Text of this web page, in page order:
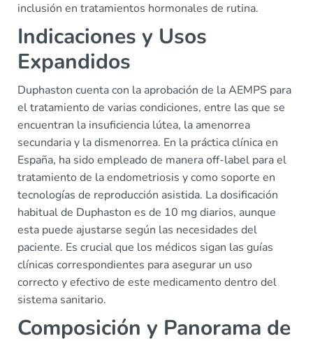
inclusión en tratamientos hormonales de rutina.
Indicaciones y Usos
Expandidos
Duphaston cuenta con la aprobación de la AEMPS para
el tratamiento de varias condiciones, entre las que se
encuentran la insuficiencia lútea, la amenorrea
secundaria y la dismenorrea. En la práctica clínica en
España, ha sido empleado de manera off-label para el
tratamiento de la endometriosis y como soporte en
tecnologías de reproducción asistida. La dosificación
habitual de Duphaston es de 10 mg diarios, aunque
esta puede ajustarse según las necesidades del
paciente. Es crucial que los médicos sigan las guías
clínicas correspondientes para asegurar un uso
correcto y efectivo de este medicamento dentro del
sistema sanitario.
Composición y Panorama de